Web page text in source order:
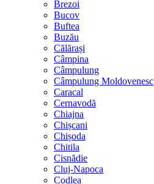
Brezoi
Bucov
Buftea
Buzău
Călărași
Câmpina
Câmpulung
Câmpulung Moldovenesc
Caracal
Cernavodă
Chiajna
Chișcani
Chișoda
Chitila
Cisnădie
Cluj-Napoca
Codlea